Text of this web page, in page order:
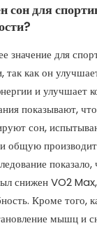
сон для
значение для
так как он
и улучшает
показывают,
сон,
общую
снижен VO2
Кроме того,
мышц и